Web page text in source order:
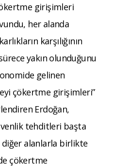
girişimleri
her alanda
karşılığının
yakın olunduğunu
gelinen
çökertme girişimleri”
Erdoğan,
tehditleri başta
alanlarla birlikte
çökertme